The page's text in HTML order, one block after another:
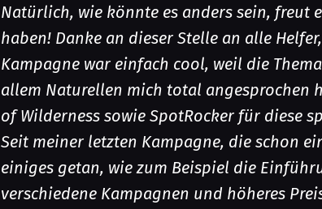
Natürlich, wie könnte es anders sein, freut
haben! Danke an dieser Stelle an alle
Kampagne war einfach cool, weil die
allem Naturellen mich total angesprochen
of Wilderness sowie SpotRocker für diese
Seit meiner letzten Kampagne, die schon
einiges getan, wie zum Beispiel die
verschiedene Kampagnen und höheres